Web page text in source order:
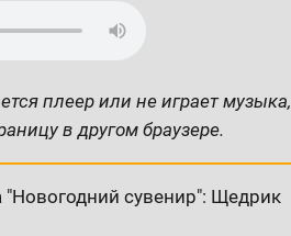
плеер или не играет музыка,
в другом браузере.
"Новогодний сувенир": Щедрик